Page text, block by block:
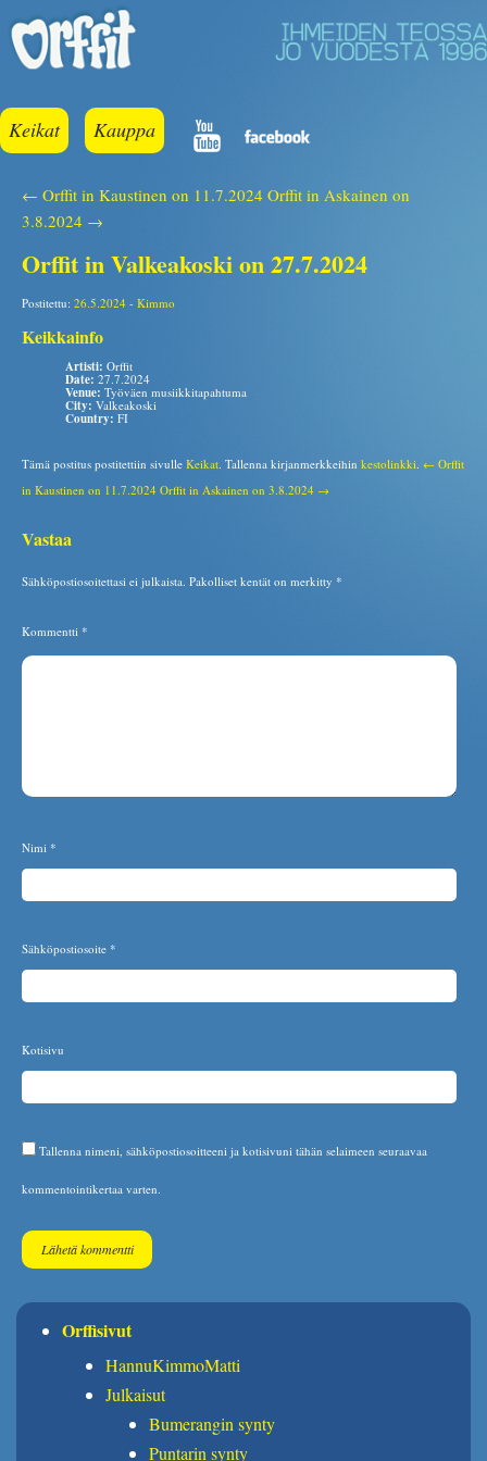
Keikat Kauppa
← Orffit in Kaustinen on 11.7.2024 Orffit in Askainen on
3.8.2024 →
Orffit in Valkeakoski on 27.7.2024
Postitettu: 26.5.2024 - Kimmo
Keikkainfo
Artisti: Orffit
Date: 27.7.2024
Venue: Työväen musiikkitapahtuma
City: Valkeakoski
Country: FI
Tämä postitus postitettiin sivulle Keikat . Tallenna kirjanmerkkeihin kestolinkki ← Orffit
in Kaustinen on 11.7.2024 Orffit in Askainen on 3.8.2024 →
Vastaa
Sähköpostiosoitettasi ei julkaista. Pakolliset kentät on merkitty *
Kommentti *
Nimi *
Sähköpostiosoite *
Kotisivu
Tallenna nimeni, sähköpostiosoitteeni ja kotisivuni tähän selaimeen seuraavaa
kommentointikertaa varten.
Orffisivut
HannuKimmoMatti
Julkaisut
Bumerangin synty
Puntarin synty